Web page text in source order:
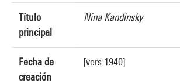
Título
principal
Nina Kandinsky
Fecha de
creación
[vers 1940]